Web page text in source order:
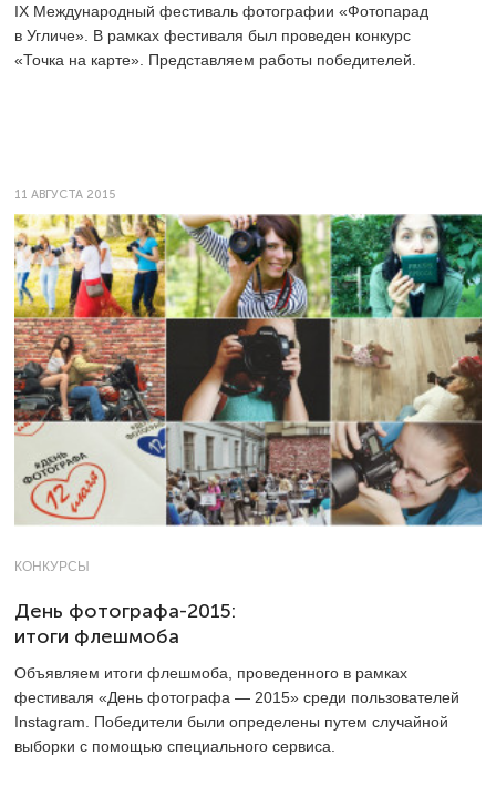
IX Международный фестиваль фотографии «Фотопарад
в Угличе». В рамках фестиваля был проведен конкурс
«Точка на карте». Представляем работы победителей.
11 АВГУСТА 2015
КОНКУРСЫ
День фотографа-2015:
итоги флешмоба
Объявляем итоги флешмоба, проведенного в рамках
фестиваля «День фотографа — 2015» среди пользователей
Instagram. Победители были определены путем случайной
выборки с помощью специального сервиса.